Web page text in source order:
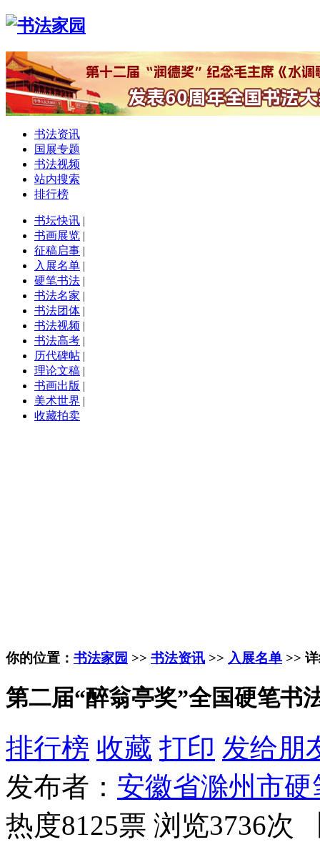
书法资讯
国展专题
书法视频
站内搜索
排行榜
书坛快讯 |
书画展览 |
征稿启事 |
入展名单 |
硬笔书法 |
书法名家 |
书法团体 |
书法视频 |
书法高考 |
历代碑帖 |
理论文稿 |
书画出版 |
美术世界 |
收藏拍卖
你的位置： 书法家园 >> 书法资讯 >> 入展名单 >>
第二届“醉翁亭奖”全国硬笔书
排行榜 收藏 打印 发给朋
发布者： 安徽省滁州市
热度8125票 浏览3736次